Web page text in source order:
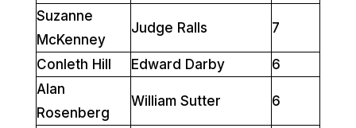
Suzanne
McKenney
Judge Ralls 7
Conleth Hill Edward Darby
6
Alan
Rosenberg
William Sutter 6